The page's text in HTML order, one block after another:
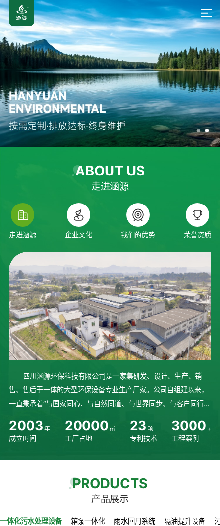
ABOUT US
走进涵源
走进涵源 企业文化 我们的优势 荣誉资质
四川涵源环保科技有限公司是一家集研发、设计、生产、销
售、售后于一体的大型环保设备专业生产厂家。公司自组建以来，
一直秉承着“与国家同心、与自然同道、与世界同步、与客户同行”
术，完善设备生产制造流程...
2003 年
成立时间
20000 ㎡
工厂占地
23 项
专利技术
3000 +
工程案例
PRODUCTS
产品展示
一体化污水处理设备 箱泵一体化 雨水回用系统 隔油提升设备